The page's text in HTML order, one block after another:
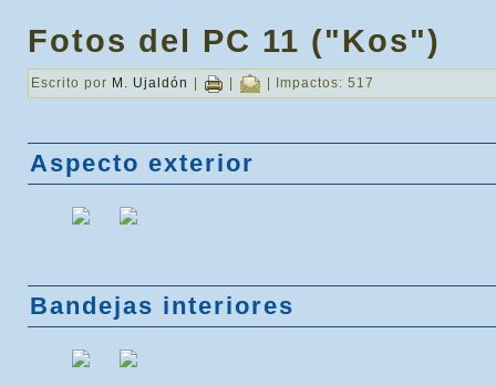
Fotos del PC 11 ("Kos")
Escrito por M. Ujaldón | | | Impactos: 517
Aspecto exterior
Bandejas interiores